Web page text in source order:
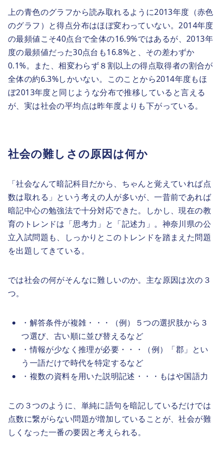
上の青色のグラフから読み取れるように2013年度（赤色
のグラフ）と得点分布はほぼ変わっていない。2014年度
の最頻値こそ40点台で全体の16.9%ではあるが、2013年
度の最頻値だった30点台も16.8%と、その差わずか
0.1%。また、相変わらず８割以上の得点取得者の割合が
全体の約6.3%しかいない。このことから2014年度もほ
ぼ2013年度と同じような分布で推移していると言える
が、実は社会の平均点は昨年度よりも下がっている。
社会の難しさの原因は何か
「社会なんて暗記科目だから、ちゃんと覚えていれば点
数は取れる」という考えの人が多いが、一昔前であれば
暗記中心の勉強法で十分対応できた。しかし、現在の教
育のトレンドは「思考力」と「記述力」。神奈川県の公
立入試問題も、しっかりとこのトレンドを踏まえた問題
を出題してきている。
では社会の何がそんなに難しいのか。主な原因は次の３
つ。
・解答条件が複雑・・・（例）５つの選択肢から３
つ選び、古い順に並び替えるなど
・情報が少なく推理が必要・・・（例）「郡」とい
う一語だけで時代を特定するなど
・複数の資料を用いた説明記述・・・もはや国語力
この３つのように、単純に語句を暗記しているだけでは
点数に繋がらない問題が増加していることが、社会が難
しくなった一番の要因と考えられる。